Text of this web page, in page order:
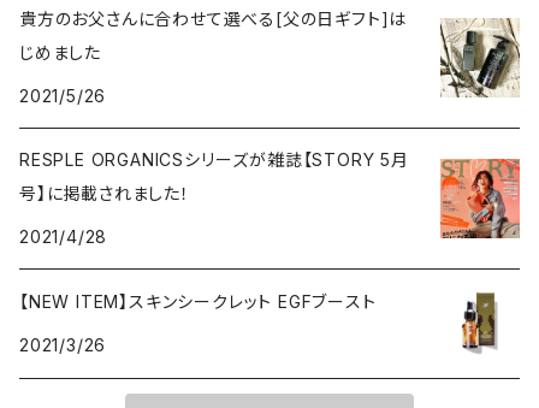
貴方のお父さんに合わせて選べる[父の日ギフト]は
じめました
2021/5/26
RESPLE ORGANICSシリーズが雑誌【STORY 5月
号】に掲載されました！
2021/4/28
【NEW ITEM】スキンシークレット EGFブースト
2021/3/26